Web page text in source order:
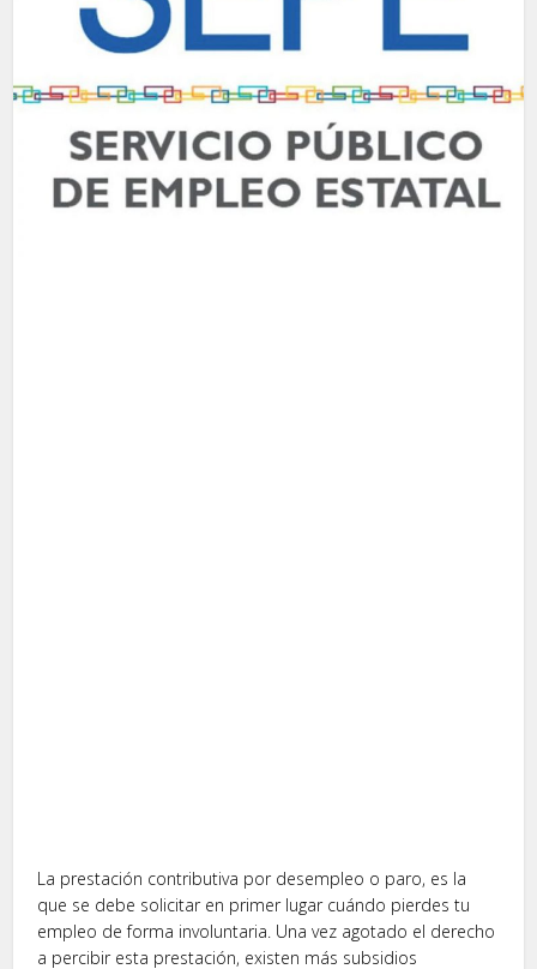
La prestación contributiva por desempleo o paro, es la
que se debe solicitar en primer lugar cuándo pierdes tu
empleo de forma involuntaria. Una vez agotado el derecho
a percibir esta prestación, existen más subsidios